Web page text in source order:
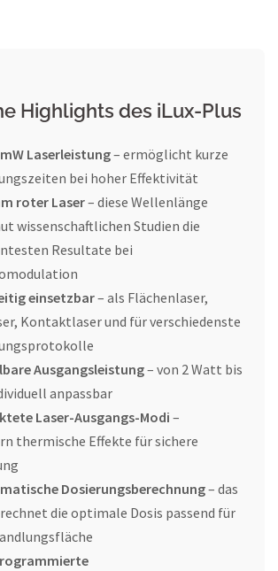
Highlights des iLux-Plus
Laserleistung– ermöglicht kurze
bei hoher Effektivität
roter Laser– diese Wellenlänge
wissenschaftlichen Studien die
Resultate bei
einsetzbar– als Flächenlaser,
Kontaktlaser und für verschiedenste
Ausgangsleistung– von 2 Watt bis
anpassbar
Laser-Ausgangs-Modi –
thermische Effekte für sichere
Dosierungsberechnung– das
die optimale Dosis passend für